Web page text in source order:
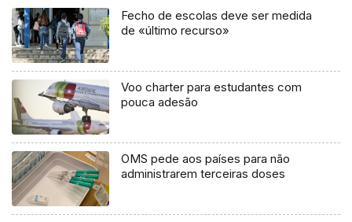
Fecho de escolas deve ser medida
de «último recurso»
Voo charter para estudantes com
pouca adesão
OMS pede aos países para não
administrarem terceiras doses